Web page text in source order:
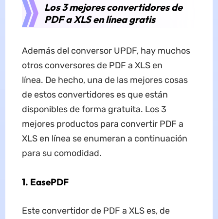
Los 3 mejores convertidores de
PDF a XLS en línea gratis
Además del conversor UPDF, hay muchos
otros conversores de PDF a XLS en
línea. De hecho, una de las mejores cosas
de estos convertidores es que están
disponibles de forma gratuita. Los 3
mejores productos para convertir PDF a
XLS en línea se enumeran a continuación
para su comodidad.
1. EasePDF
Este convertidor de PDF a XLS es, de